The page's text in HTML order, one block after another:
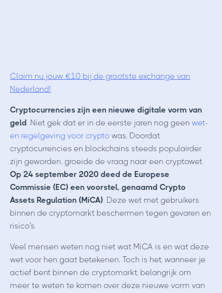
Claim nu jouw €10 bij de grootste exchange van
Nederland!
Cryptocurrencies zijn een nieuwe digitale vorm van
geld. Niet gek dat er in de eerste jaren nog geen wet-
en regelgeving voor crypto was. Doordat
cryptocurrencies en blockchains steeds populairder
zijn geworden, groeide de vraag naar een cryptowet.
Op 24 september 2020 deed de Europese
Commissie (EC) een voorstel, genaamd Crypto
Assets Regulation (MiCA). Deze wet met gebruikers
binnen de cryptomarkt beschermen tegen gevaren en
risico's.
Veel mensen weten nog niet wat MiCA is en wat deze
wet voor hen gaat betekenen. Toch is het, wanneer je
actief bent binnen de cryptomarkt, belangrijk om
meer te weten te komen over deze nieuwe vorm van